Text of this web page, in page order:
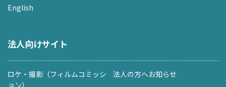
English
法人向けサイト
ロケ・撮影（フィルムコミッシ
ョン）
法人の方へお知らせ